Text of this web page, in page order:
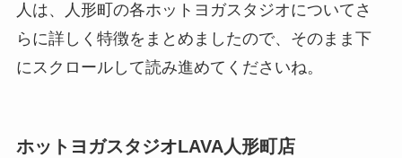
人は、人形町の各ホットヨガスタジオについてさ
らに詳しく特徴をまとめましたので、そのまま下
にスクロールして読み進めてくださいね。
ホットヨガスタジオLAVA人形町店